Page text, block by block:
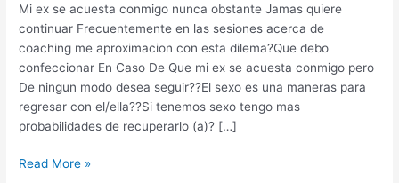
Mi ex se acuesta conmigo nunca obstante Jamas quiere
continuar Frecuentemente en las sesiones acerca de
coaching me aproximacion con esta dilema?Que debo
confeccionar En Caso De Que mi ex se acuesta conmigo pero
De ningun modo desea seguir??El sexo es una maneras para
regresar con el/ella??Si tenemos sexo tengo mas
probabilidades de recuperarlo (a)? […]
obstante
Jamas
quiere
continuar
Read More »